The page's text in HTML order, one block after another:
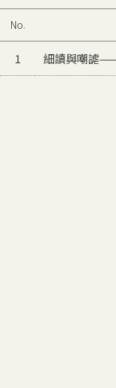
No.
1 細讀與嘲謔